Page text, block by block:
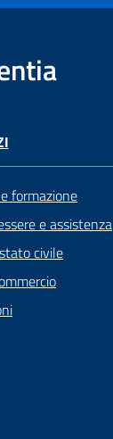
formazione
e assistenza
civile